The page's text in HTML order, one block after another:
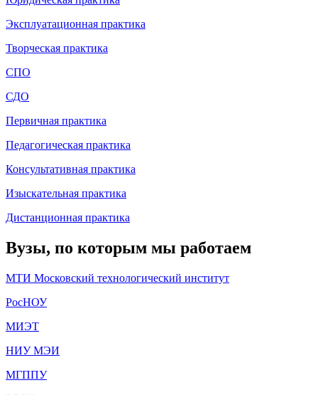
Эксплуатационная практика
Творческая практика
СПО
СДО
Первичная практика
Педагогическая практика
Консультативная практика
Изыскательная практика
Дистанционная практика
Вузы, по которым мы работаем
МТИ Московский технологический институт
РосНОУ
МИЭТ
НИУ МЭИ
МГППУ